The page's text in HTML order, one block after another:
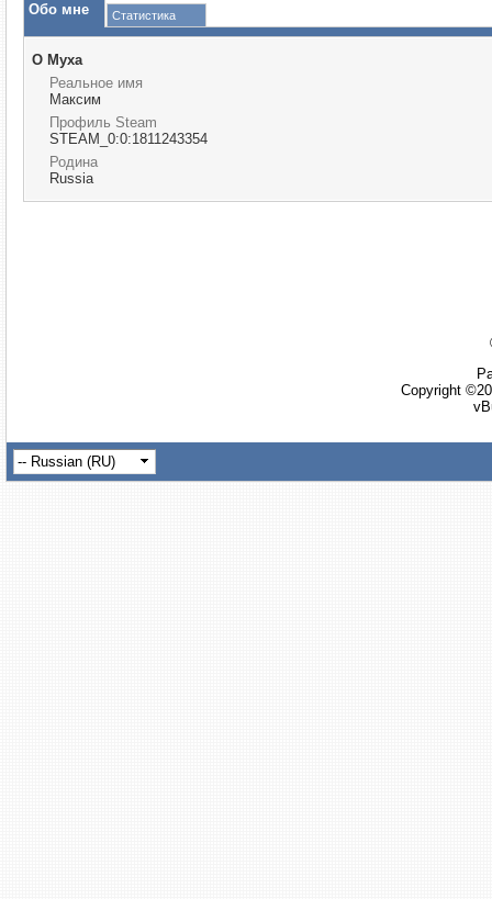
Обо мне Статистика
О Myxa
Реальное имя
Максим
Профиль Steam
STEAM_0:0:1811243354
Родина
Russia
Copyright